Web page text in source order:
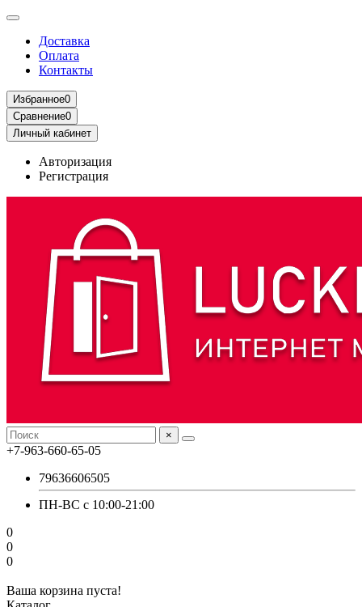
Доставка
Оплата
Контакты
Избранное0
Сравнение0
Личный кабинет
Авторизация
Регистрация
×
+7-963-660-65-05
79636606505
ПН-ВС с 10:00-21:00
0
0
0
Ваша корзина пуста!